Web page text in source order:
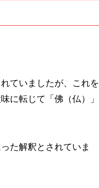
ていましたが、これを
に転じて「佛（仏）」
た解釈とされていま